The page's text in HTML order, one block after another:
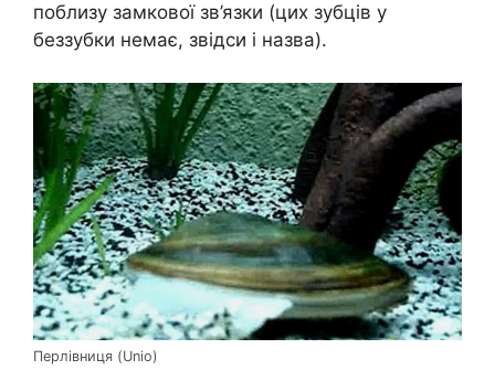
поблизу замкової зв’язки (цих зубців у
беззубки немає, звідси і назва).
Перлівниця (Unio)